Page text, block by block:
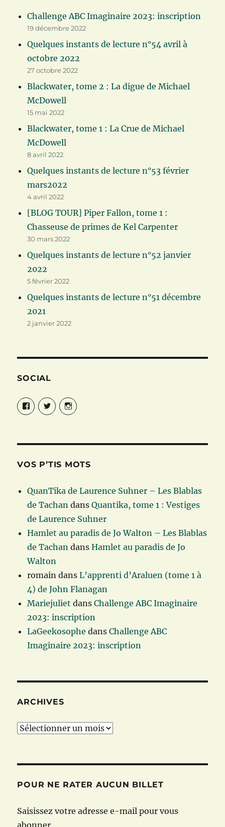
Challenge ABC Imaginaire 2023: inscription
19 décembre 2022
Quelques instants de lecture n°54 avril à
octobre 2022
27 octobre 2022
Blackwater, tome 2 : La digue de Michael
McDowell
15 mai 2022
Blackwater, tome 1 : La Crue de Michael
McDowell
8 avril 2022
Quelques instants de lecture n°53 février
mars2022
4 avril 2022
[BLOG TOUR] Piper Fallon, tome 1 :
Chasseuse de primes de Kel Carpenter
30 mars 2022
Quelques instants de lecture n°52 janvier
2022
5 février 2022
Quelques instants de lecture n°51 décembre
2021
2 janvier 2022
SOCIAL
FacebookTwitterInstagram
VOS P’TIS MOTS
QuanTika de Laurence Suhner – Les Blablas
de Tachan dansQuantika, tome 1 : Vestiges
de Laurence Suhner
Hamlet au paradis de Jo Walton – Les Blablas
de Tachan dansHamlet au paradis de Jo
Walton
romain dansL’apprenti d’Araluen (tome 1 à
4) de John Flanagan
Mariejuliet dansChallenge ABC Imaginaire
2023: inscription
LaGeekosophe dansChallenge ABC
Imaginaire 2023: inscription
ARCHIVES
Archives
POUR NE RATER AUCUN BILLET
Saisissez votre adresse e-mail pour vous
abonner.